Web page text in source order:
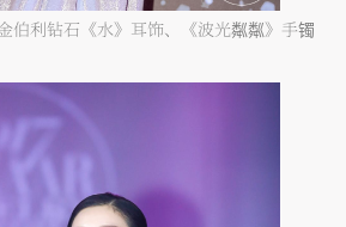
伯利钻石《水》耳饰、《波光粼粼》手镯